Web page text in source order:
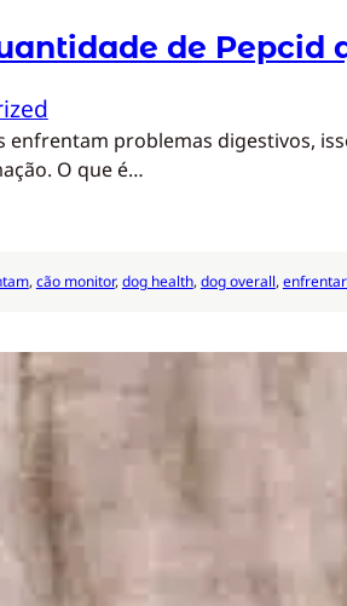
de Pepcid
enfrentam problemas digestivos,
O que é…
, cão monitor, dog health, dog overall,